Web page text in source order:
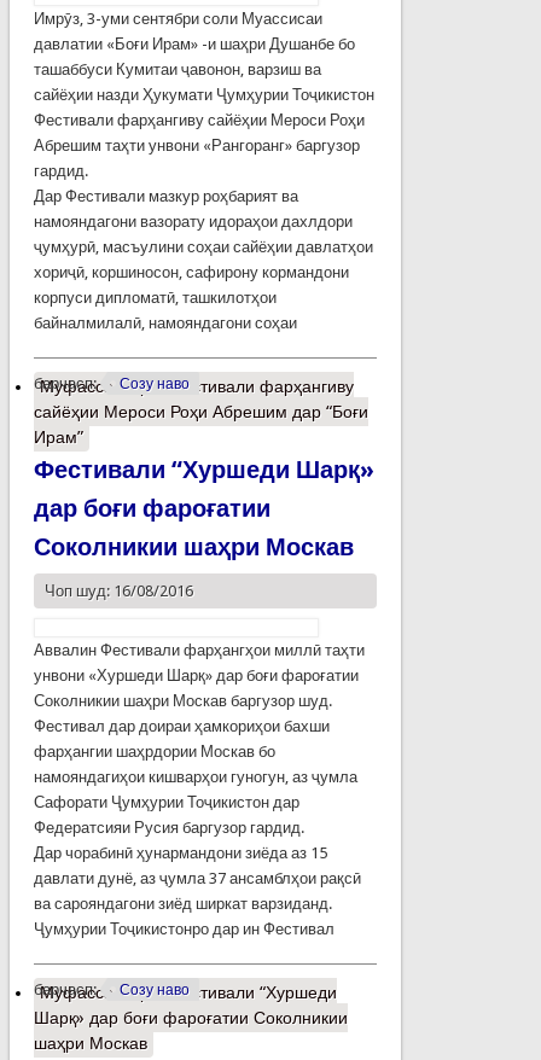
Имрӯз, 3-уми сентябри соли Муассисаи
давлатии «Боғи Ирам» -и шаҳри Душанбе бо
ташаббуси Кумитаи ҷавонон, варзиш ва
сайёҳии назди Ҳукумати Ҷумҳурии Тоҷикистон
Фестивали фарҳангиву сайёҳии Мероси Роҳи
Абрешим таҳти унвони «Рангоранг» баргузор
гардид.
Дар Фестивали мазкур роҳбарият ва
намояндагони вазорату идораҳои дахлдори
ҷумҳурӣ, масъулини соҳаи сайёҳии давлатҳои
хориҷӣ, коршиносон, сафирону кормандони
корпуси дипломатӣ, ташкилотҳои
байналмилалӣ, намояндагони соҳаи
барчасп: Созу наво
Муфассалтаро Фестивали фарҳангиву
сайёҳии Мероси Роҳи Абрешим дар “Боғи
Ирам”
Фестивали “Хуршеди Шарқ»
дар боғи фароғатии
Соколникии шаҳри Москав
Чоп шуд: 16/08/2016
Аввалин Фестивали фарҳангҳои миллӣ таҳти
унвони «Хуршеди Шарқ» дар боғи фароғатии
Соколникии шаҳри Москав баргузор шуд.
Фестивал дар доираи ҳамкориҳои бахши
фарҳангии шаҳрдории Москав бо
намояндагиҳои кишварҳои гуногун, аз ҷумла
Сафорати Ҷумҳурии Тоҷикистон дар
Федератсияи Русия баргузор гардид.
Дар чорабинӣ ҳунармандони зиёда аз 15
давлати дунё, аз ҷумла 37 ансамблҳои рақсӣ
ва сарояндагони зиёд ширкат варзиданд.
Ҷумҳурии Тоҷикистонро дар ин Фестивал
барчасп: Созу наво
Муфассалтаро Фестивали “Хуршеди
Шарқ» дар боғи фароғатии Соколникии
шаҳри Москав